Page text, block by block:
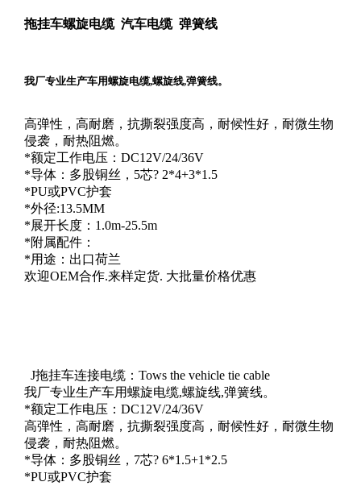
拖挂车螺旋电缆 汽车电缆 弹簧线
我厂专业生产车用螺旋电缆,螺旋线,弹簧线。
高弹性，高耐磨，抗撕裂强度高，耐候性好，耐微生物
侵袭，耐热阻燃。
*额定工作电压：DC12V/24/36V
*导体：多股铜丝，5芯? 2*4+3*1.5
*PU或PVC护套
*外径:13.5MM
*展开长度：1.0m-25.5m
*附属配件：
*用途：出口荷兰
欢迎OEM合作.来样定货. 大批量价格优惠
J拖挂车连接电缆：Tows the vehicle tie cable
我厂专业生产车用螺旋电缆,螺旋线,弹簧线。
*额定工作电压：DC12V/24/36V
高弹性，高耐磨，抗撕裂强度高，耐候性好，耐微生物
侵袭，耐热阻燃。
*导体：多股铜丝，7芯? 6*1.5+1*2.5
*PU或PVC护套